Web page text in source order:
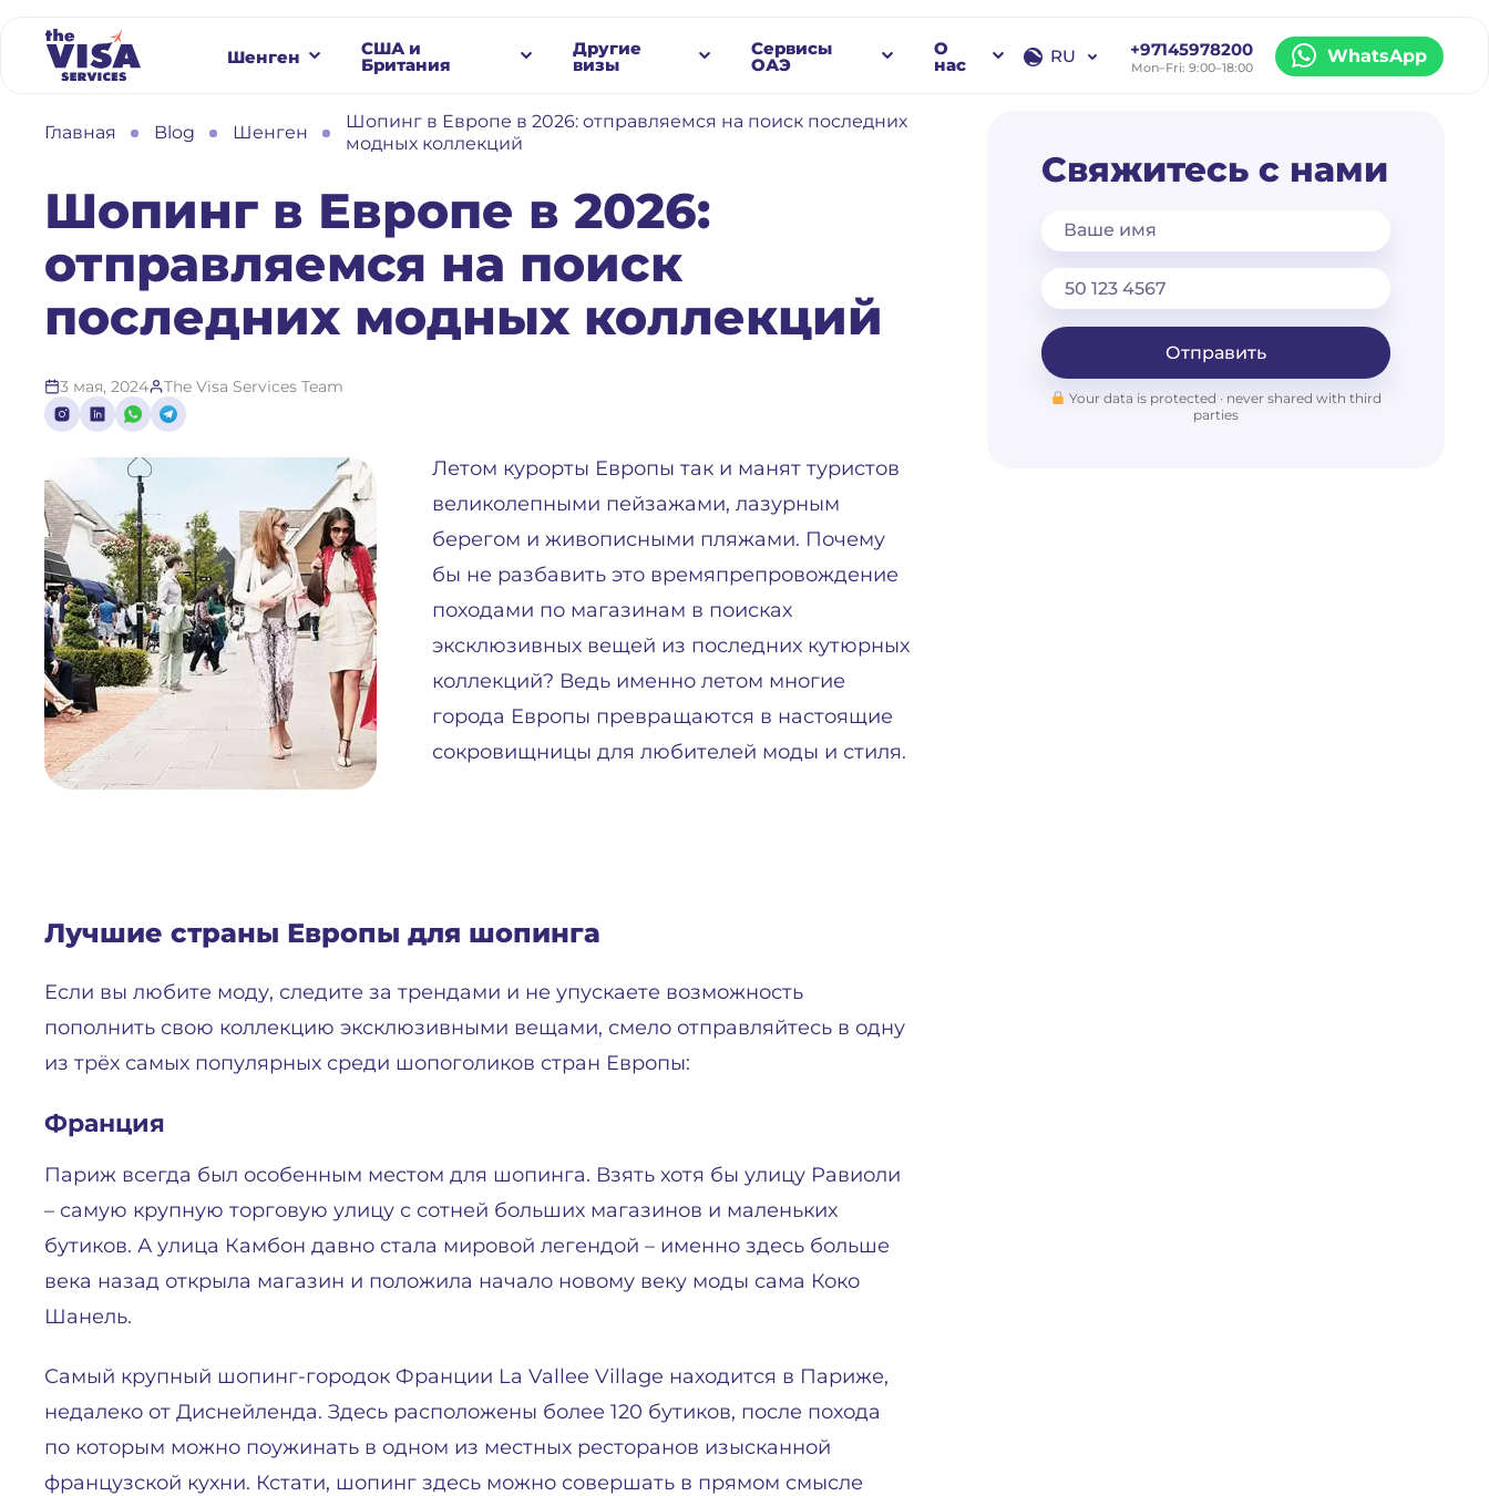
Шенген США и
Британия
Другие
визы
Сервисы
ОАЭ
О
нас RU +97145978200
Mon–Fri: 9:00–18:00
WhatsApp
Главная Blog Шенген
Шопинг в Европе в 2026: отправляемся на поиск последних
модных коллекций
Шопинг в Европе в 2026:
отправляемся на поиск
последних модных коллекций
3 мая, 2024 The Visa Services Team
Летом курорты Европы так и манят туристов
великолепными пейзажами, лазурным
берегом и живописными пляжами. Почему
бы не разбавить это времяпрепровождение
походами по магазинам в поисках
эксклюзивных вещей из последних кутюрных
коллекций? Ведь именно летом многие
города Европы превращаются в настоящие
сокровищницы для любителей моды и стиля.
Лучшие страны Европы для шопинга
Если вы любите моду, следите за трендами и не упускаете возможность
пополнить свою коллекцию эксклюзивными вещами, смело отправляйтесь в одну
из трёх самых популярных среди шопоголиков стран Европы:
Франция
Париж всегда был особенным местом для шопинга. Взять хотя бы улицу Равиоли
– самую крупную торговую улицу с сотней больших магазинов и маленьких
бутиков. А улица Камбон давно стала мировой легендой – именно здесь больше
века назад открыла магазин и положила начало новому веку моды сама Коко
Шанель.
Самый крупный шопинг-городок Франции La Vallee Village находится в Париже,
недалеко от Диснейленда. Здесь расположены более 120 бутиков, после похода
по которым можно поужинать в одном из местных ресторанов изысканной
французской кухни. Кстати, шопинг здесь можно совершать в прямом смысле
Свяжитесь с нами
Ваше имя
Отправить
Your data is protected · never shared with third
parties